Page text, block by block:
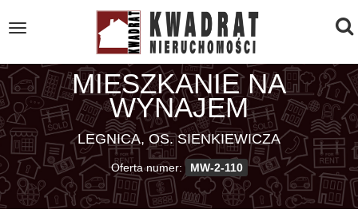
Toggle
MIESZKANIE NA
WYNAJEM
LEGNICA, OS. SIENKIEWICZA
Oferta numer: MW-2-110